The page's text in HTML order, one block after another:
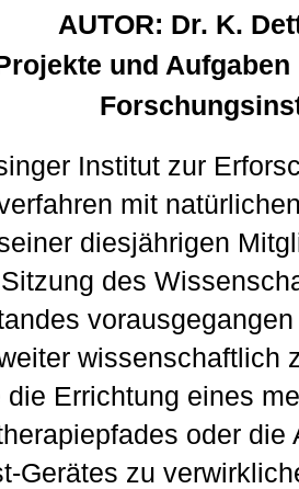
AUTOR: Dr. K.
und
Institut zur
mit
diesjährigen
des
wissenschaftlich
die Errichtung eines
oder die
Gerätes zu